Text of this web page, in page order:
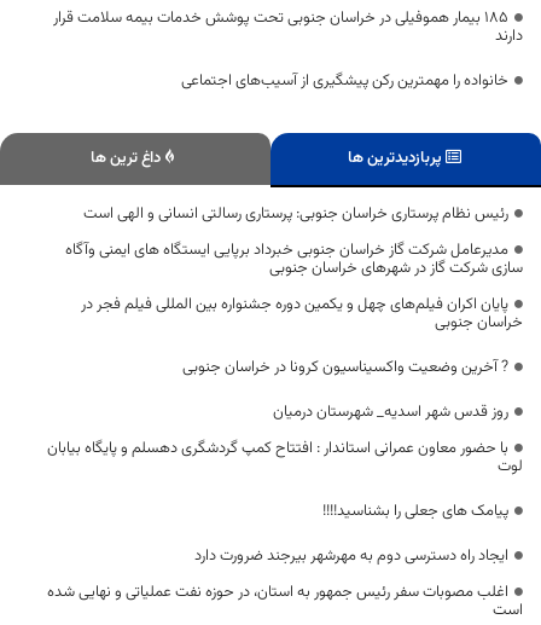
۱۸۵ بیمار هموفیلی در خراسان جنوبی تحت پوشش خدمات بیمه سلامت قرار
دارند
خانواده را مهمترین رکن پیشگیری از آسیب‌های اجتماعی
پربازدیدترین ها داغ ترین ها
رئیس نظام پرستاری خراسان جنوبی: پرستاری رسالتی انسانی و الهی است
مدیرعامل شرکت گاز خراسان جنوبی خبرداد برپایی ایستگاه های ایمنی وآگاه
سازی شرکت گاز در شهرهای خراسان جنوبی
پایان اکران فیلم‌های چهل و یکمین دوره جشنواره بین المللی فیلم فجر در
خراسان جنوبی
? آخرین وضعیت واکسیناسیون کرونا در خراسان جنوبی
روز قدس شهر اسدیه_ شهرستان درمیان
با حضور معاون عمرانی استاندار : افتتاح کمپ گردشگری دهسلم و پایگاه بیابان
لوت
پیامک های جعلی را بشناسید!!!!
ایجاد راه دسترسی دوم به مهرشهر بیرجند ضرورت دارد
اغلب مصوبات سفر رئیس جمهور به استان، در حوزه نفت عملیاتی و نهایی شده
است